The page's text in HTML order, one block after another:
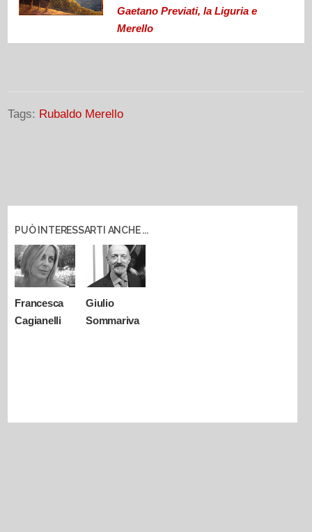
Gaetano Previati, la Liguria e
Merello
Tags: Rubaldo Merello
PUÒ INTERESSARTI ANCHE ...
Francesca
Cagianelli
Giulio
Sommariva